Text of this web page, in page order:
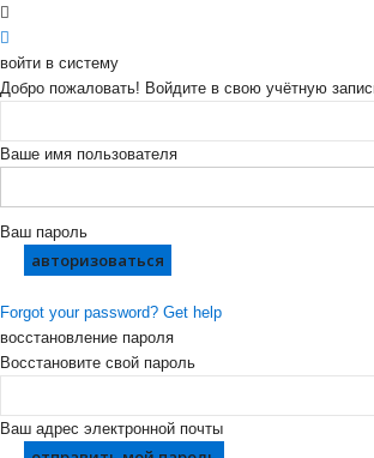
войти в систему
Добро пожаловать! Войдите в свою учётную
Ваше имя пользователя
Ваш пароль
Forgot your password? Get help
восстановление пароля
Восстановите свой пароль
Ваш адрес электронной почты